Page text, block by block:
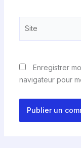
Enregistrer
navigateur pour